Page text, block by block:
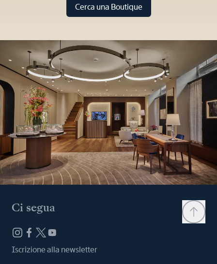
Cerca una Boutique
Ci segua
Iscrizione alla newsletter